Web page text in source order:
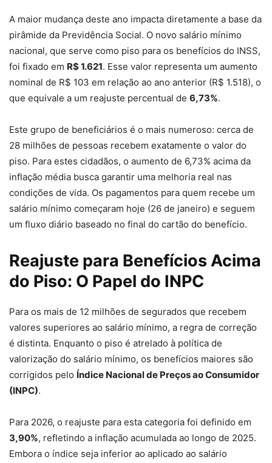
A maior mudança deste ano impacta diretamente a base da
pirâmide da Previdência Social. O novo salário mínimo
nacional, que serve como piso para os benefícios do INSS,
foi fixado em R$ 1.621. Esse valor representa um aumento
nominal de R$ 103 em relação ao ano anterior (R$ 1.518), o
que equivale a um reajuste percentual de 6,73%.
Este grupo de beneficiários é o mais numeroso: cerca de
28 milhões de pessoas recebem exatamente o valor do
piso. Para estes cidadãos, o aumento de 6,73% acima da
inflação média busca garantir uma melhoria real nas
condições de vida. Os pagamentos para quem recebe um
salário mínimo começaram hoje (26 de janeiro) e seguem
um fluxo diário baseado no final do cartão do benefício.
Reajuste para Benefícios Acima
do Piso: O Papel do INPC
Para os mais de 12 milhões de segurados que recebem
valores superiores ao salário mínimo, a regra de correção
é distinta. Enquanto o piso é atrelado à política de
valorização do salário mínimo, os benefícios maiores são
corrigidos pelo Índice Nacional de Preços ao Consumidor
(INPC).
Para 2026, o reajuste para esta categoria foi definido em
3,90%, refletindo a inflação acumulada ao longo de 2025.
Embora o índice seja inferior ao aplicado ao salário